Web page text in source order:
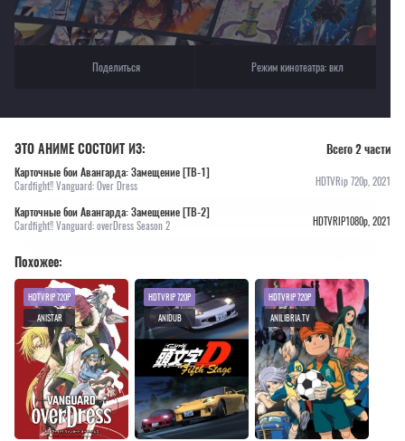
Поделиться Режим кинотеатра:вкл
ЭТО АНИМЕ СОСТОИТ ИЗ:
Всего 2 части
Карточные бои Авангарда: Замещение [ТВ-1]
Cardfight!! Vanguard: Over Dress HDTVRip 720p, 2021
Карточные бои Авангарда: Замещение [ТВ-2]
Cardfight!! Vanguard: overDress Season 2 HDTVRIP1080p, 2021
Похожее:
HDTVRIP 720P
ANISTAR
HDTVRIP 720P
ANIDUB
HDTVRIP 720P
ANILIBRIA.TV